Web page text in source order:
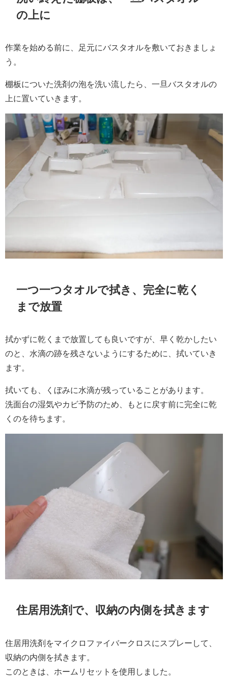
の上に
作業を始める前に、足元にバスタオルを敷いておきましょ
う。
棚板についた洗剤の泡を洗い流したら、一旦バスタオルの
上に置いていきます。
一つ一つタオルで拭き、完全に乾く
まで放置
拭かずに乾くまで放置しても良いですが、早く乾かしたい
のと、水滴の跡を残さないようにするために、拭いていき
ます。
拭いても、くぼみに水滴が残っていることがあります。
洗面台の湿気やカビ予防のため、もとに戻す前に完全に乾
くのを待ちます。
住居用洗剤で、収納の内側を拭きます
住居用洗剤をマイクロファイバークロスにスプレーして、
収納の内側を拭きます。
このときは、ホームリセットを使用しました。